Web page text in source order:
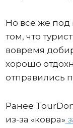
Но все же
том, что
вовремя
хорошо
отправились
Ранее
из-за «ковра»